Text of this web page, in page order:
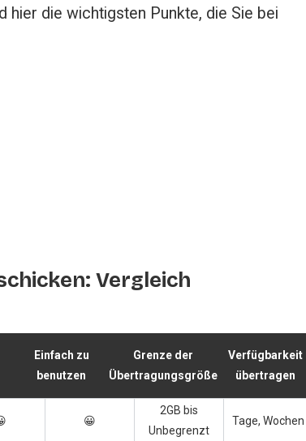
hier die wichtigsten Punkte, die Sie bei
Vergleich
Einfach zu
benutzen
Grenze der
Übertragungsgröße
Verfügbarkeit
übertragen
😀
2GB bis
Unbegrenzt
Tage, Wochen